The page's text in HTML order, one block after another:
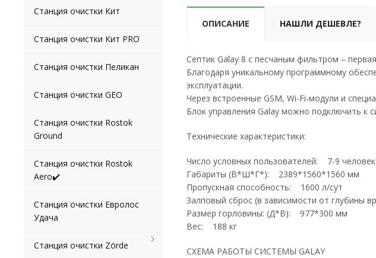
Станция очистки Кит
Станция очистки Кит PRO
Станция очистки Пеликан
Станция очистки GEO
Станция очистки Rostok
Ground
Станция очистки Rostok
Aero✔️
Станция очистки Евролос
Удача
Станция очистки Zörde
ОПИСАНИЕ НАШЛИ ДЕШЕВЛЕ?
Септик Galay 8 с песчаным фильтром –
Благодаря уникальному программному
эксплуатации.
Через встроенные GSM, Wi-Fi-модули и
Блок управления Galay можно подключить к
Технические характеристики:
Число условных пользователей: 7-9 человек
Габариты (В*Ш*Г*): 2389*1560*1560 мм
Пропускная способность: 1600 л/сут
Залповый сброс (в зависимости от глубины
Размер горловины: (Д*В): 977*300 мм
Вес: 188 кг
СХЕМА РАБОТЫ СИСТЕМЫ GALAY